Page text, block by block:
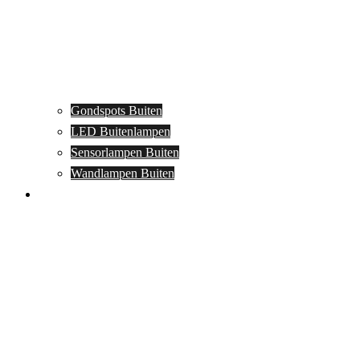
Gondspots Buiten
LED Buitenlampen
Sensorlampen Buiten
Wandlampen Buiten